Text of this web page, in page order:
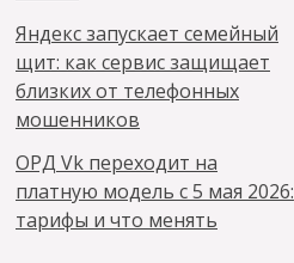
Яндекс запускает семейный
щит: как сервис защищает
близких от телефонных
мошенников
ОРД Vk переходит на
платную модель с 5 мая 2026:
тарифы и что менять